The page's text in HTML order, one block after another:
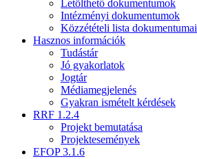
Letölthető dokumentumok
Intézményi dokumentumok
Közzétételi lista dokumentumai
Hasznos információk
Tudástár
Jó gyakorlatok
Jogtár
Médiamegjelenés
Gyakran ismételt kérdések
RRF 1.2.4
Projekt bemutatása
Projektesemények
EFOP 3.1.6